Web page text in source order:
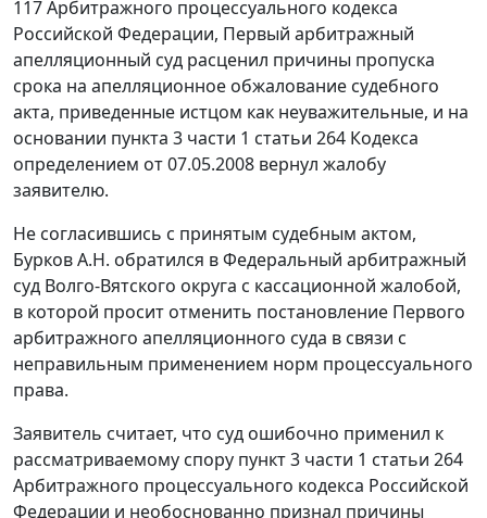
117Арбитражного процессуального кодекса
Российской Федерации, Первый арбитражный
апелляционный суд расценил причины пропуска
срока на апелляционное обжалование судебного
акта, приведенные истцом как неуважительные, и на
основании пункта 3 части 1 статьи 264 Кодекса
определением от 07.05.2008 вернул жалобу
заявителю.
Не согласившись с принятым судебным актом,
Бурков А.Н. обратился в Федеральный арбитражный
суд Волго-Вятского округа с кассационной жалобой,
в которой просит отменить постановление Первого
арбитражного апелляционного суда в связи с
неправильным применением норм процессуального
права.
Заявитель считает, что суд ошибочно применил к
рассматриваемому спору пункт 3 части 1 статьи 264
Арбитражного процессуального кодекса Российской
Федерации и необоснованно признал причины